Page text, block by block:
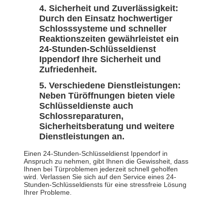
Sicherheit und Zuverlässigkeit:
Durch den Einsatz hochwertiger
Schlosssysteme und schneller
Reaktionszeiten gewährleistet ein
24-Stunden-Schlüsseldienst
Ippendorf Ihre Sicherheit und
Zufriedenheit.
Verschiedene Dienstleistungen:
Neben Türöffnungen bieten viele
Schlüsseldienste auch
Schlossreparaturen,
Sicherheitsberatung und weitere
Dienstleistungen an.
Einen 24-Stunden-Schlüsseldienst Ippendorf in
Anspruch zu nehmen, gibt Ihnen die Gewissheit, dass
Ihnen bei Türproblemen jederzeit schnell geholfen
wird. Verlassen Sie sich auf den Service eines 24-
Stunden-Schlüsseldiensts für eine stressfreie Lösung
Ihrer Probleme.